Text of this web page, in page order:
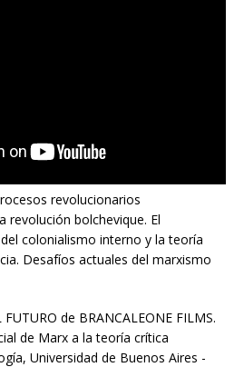
revolucionarios
revolución bolchevique. El
colonialismo interno y la teoría
Desafíos actuales del marxismo
de BRANCALEONE FILMS.
de Marx a la teoría crítica
Universidad de Buenos Aires -